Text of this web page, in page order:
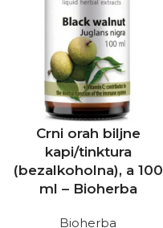
Crni orah biljne
kapi/tinktura
(bezalkoholna), a 100
ml – Bioherba
Bioherba